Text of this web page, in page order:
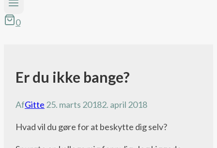
0
Pacific
Trail
Er du ikke bange?
AfGitte 25. marts 20182. april 2018
Hvad vil du gøre for at beskytte dig selv?